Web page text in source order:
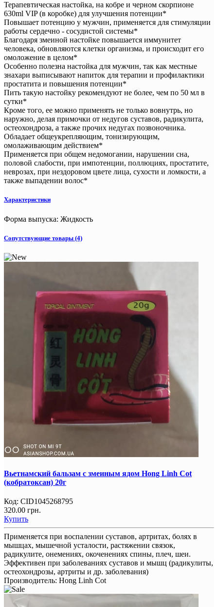
Терапевтическая настойка, на кобре и черном скорпионе
630ml VIP (в коробке) для улучшения потенции*
Повышает потенцию у мужчин, применяется для стимуляции
работы сердечно - сосудистой системы*
Благодаря змеиной настойке повышается иммунитет
человека, обновляются клетки организма, и происходит его
омоложение в целом*
Особенно полезна настойка для мужчин, так как местные
знахари выписывают напиток для терапии и профилактики
простатита и повышения потенции*
Пить такую настойку рекомендуют не более, чем по 50 мл в
сутки*
Кроме того, ее можно применять не только вовнутрь, но
наружно, делая примочки от недугов суставов, радикулита,
остеохондроза, а также прочих недугах позвоночника.
Обладает общеукрепляющим, тонизирующим,
омолаживающим действием*
Применяется при общем недомогании, нарушении сна,
половой слабости, при импотенции, поллюциях, простатите,
неврозах, при нездоровом цвете лица, сухости и ломкости, а
также выпадении волос*
Характеристики
Форма выпуска: Жидкость
Сопутствующие товары (4)
Вьетнамский бальзам с змеиным ядом Hong Linh Cot
(кобратоксан) 20г
Код: CID1045268795
320.00 грн.
Купить
Применяется при воспалении суставов, артритах, болях в
мышцах, мышечной усталости, растяжении связок,
радикулите, онемениях, окоченениях спины, плеч, шеи.
Эффективен при заболеваниях суставов и мышц (радикулиты,
остеохондрозы, артриты и др. заболевания)
Производитель: Hong Linh Cot